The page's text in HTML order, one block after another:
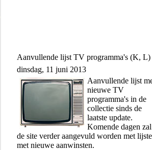
Aanvullende lijst TV programma's (K, L)
dinsdag, 11 juni 2013
Aanvullende lijst
nieuwe TV
programma's in de
collectie sinds de
laatste update.
Komende dagen zal
de site verder aangevuld worden met
met nieuwe aanwinsten.